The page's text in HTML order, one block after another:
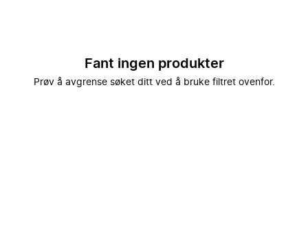
Fant ingen produkter
Prøv å avgrense søket ditt ved å bruke filtret ovenfor.